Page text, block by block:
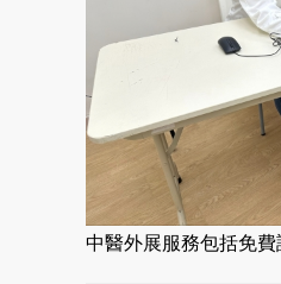
中醫外展服務包括免費